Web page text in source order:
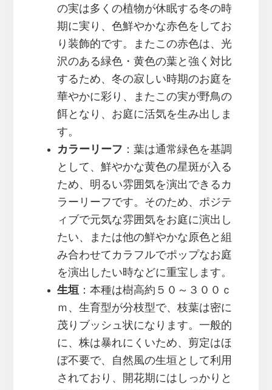
の実は多くの植物が休眠する冬の時
期に実り、色鮮やかな赤色をしてお
り装飾的です。またこの赤色は、光
沢のある緑色・黄色の葉と強く対比
するため、冬の寂しい時期のお庭を
華やかに彩り、またこの実が野鳥の
餌となり、お庭に活気を生み出しま
す。
カラーリーフ ：葉は通常緑色を基調
として、鮮やかな黄色の星斑が入る
ため、明るい雰囲気を演出できるカ
ラーリーフです。そのため、ポジテ
ィブで元気な雰囲気をお庭に演出し
たい、または他の鮮やかな原色と組
み合わせてカラフルでポップなお庭
を演出したい時などに重宝します。
生垣：本種は樹高約５０～３００ｃ
ｍ、生育型が分枝型で、枝葉は密に
茂りブッシュ状になります。一般的
に、株は暴れにくいため、剪定はほ
ぼ不要で、自然風の生垣として利用
されており、開花期にはしっかりと